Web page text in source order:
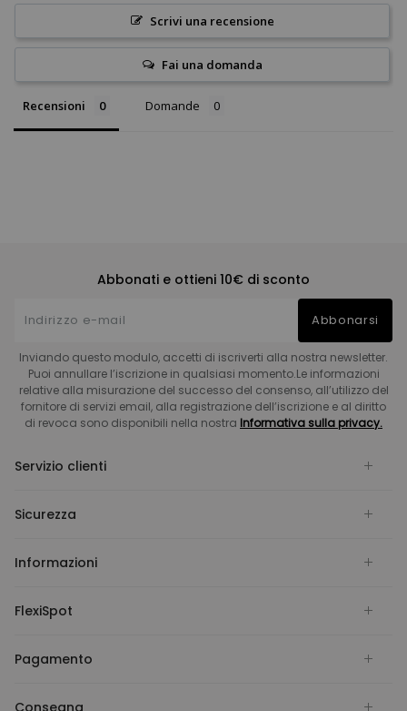
Scrivi una recensione
Fai una domanda
Recensioni Domande
Abbonati e ottieni 10€ di sconto
Abbonarsi
Inviando questo modulo, accetti di iscriverti alla nostra newsletter.
Puoi annullare l’iscrizione in qualsiasi momento.Le informazioni
relative alla misurazione del successo del consenso, all’utilizzo del
fornitore di servizi email, alla registrazione dell’iscrizione e al diritto
di revoca sono disponibili nella nostra Informativa sulla privacy.
Servizio clienti
Sicurezza
Informazioni
FlexiSpot
Pagamento
Consegna